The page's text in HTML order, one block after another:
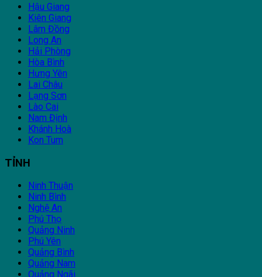
Hậu Giang
Kiên Giang
Lâm Đồng
Long An
Hải Phòng
Hòa Bình
Hưng Yên
Lai Châu
Lạng Sơn
Lào Cai
Nam Định
Khánh Hoà
Kon Tum
TỈNH
Ninh Thuận
Ninh Bình
Nghệ An
Phú Thọ
Quảng Ninh
Phú Yên
Quảng Bình
Quảng Nam
Quảng Ngãi